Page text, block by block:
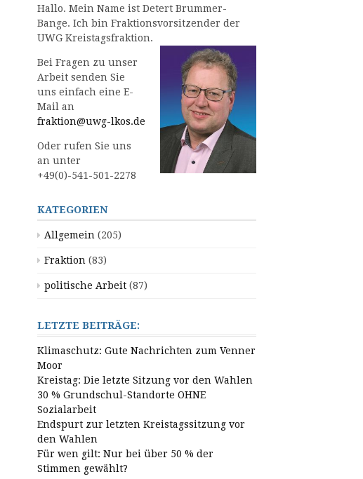
Hallo. Mein Name ist Detert Brummer-
Bange. Ich bin Fraktionsvorsitzender der
UWG Kreistagsfraktion.
Bei Fragen zu unser
Arbeit senden Sie
uns einfach eine E-
Mail an
fraktion@uwg-lkos.de
Oder rufen Sie uns
an unter
+49(0)-541-501-2278
KATEGORIEN
Allgemein (205)
Fraktion (83)
politische Arbeit (87)
LETZTE BEITRÄGE:
Klimaschutz: Gute Nachrichten zum Venner
Moor
Kreistag: Die letzte Sitzung vor den Wahlen
30 % Grundschul-Standorte OHNE
Sozialarbeit
Endspurt zur letzten Kreistagssitzung vor
den Wahlen
Für wen gilt: Nur bei über 50 % der
Stimmen gewählt?